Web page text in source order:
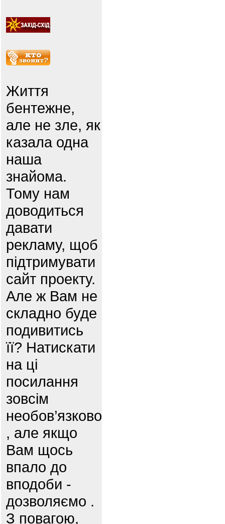
Життя
бентежне,
але не зле, як
казала одна
наша
знайома.
Тому нам
доводиться
давати
рекламу, щоб
підтримувати
сайт проекту.
Але ж Вам не
складно буде
подивитись
її? Натискати
на ці
посилання
зовсім
необов’язково
, але якщо
Вам щось
впало до
вподоби -
дозволяємо .
З повагою,